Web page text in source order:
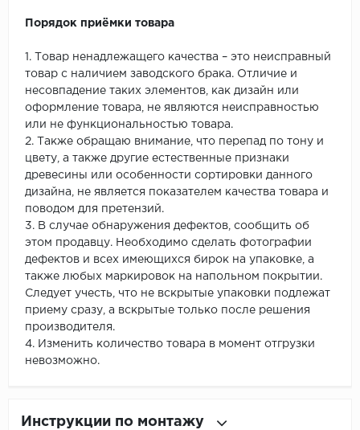
Порядок приёмки товара
1. Товар ненадлежащего качества – это неисправный
товар с наличием заводского брака. Отличие и
несовпадение таких элементов, как дизайн или
оформление товара, не являются неисправностью
или не функциональностью товара.
2. Также обращаю внимание, что перепад по тону и
цвету, а также другие естественные признаки
древесины или особенности сортировки данного
дизайна, не является показателем качества товара и
поводом для претензий.
3. В случае обнаружения дефектов, сообщить об
этом продавцу. Необходимо сделать фотографии
дефектов и всех имеющихся бирок на упаковке, а
также любых маркировок на напольном покрытии.
Следует учесть, что не вскрытые упаковки подлежат
приему сразу, а вскрытые только после решения
производителя.
4. Изменить количество товара в момент отгрузки
невозможно.
Инструкции по монтажу